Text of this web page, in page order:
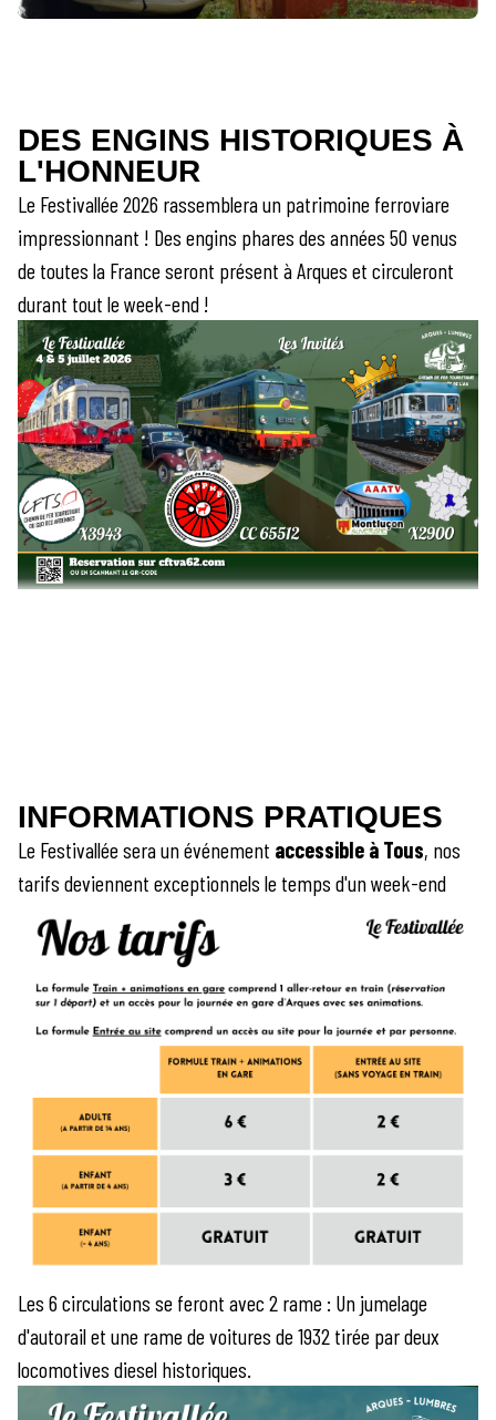
DES ENGINS HISTORIQUES À
L'HONNEUR
Le Festivallée 2026 rassemblera un patrimoine ferroviare
impressionnant ! Des engins phares des années 50 venus
de toutes la France seront présent à Arques et circuleront
durant tout le week-end !
INFORMATIONS PRATIQUES
Le Festivallée sera un événement accessible à Tous, nos
tarifs deviennent exceptionnels le temps d'un week-end
Les 6 circulations se feront avec 2 rame : Un jumelage
d'autorail et une rame de voitures de 1932 tirée par deux
locomotives diesel historiques.